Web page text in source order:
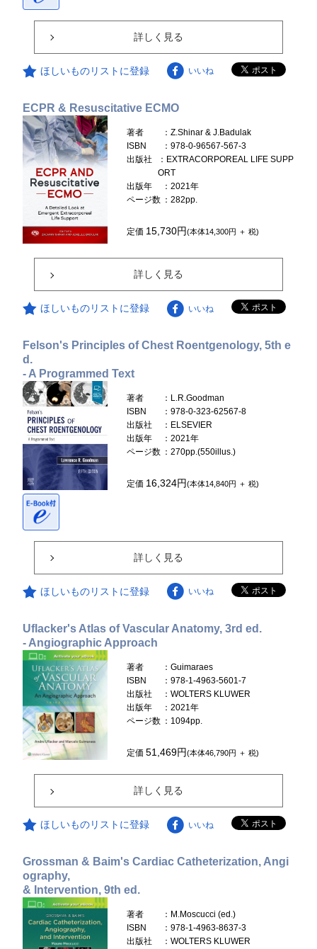
詳しく見る
ほしいものリストに登録 いいね
ECPR & Resuscitative ECMO
著者
：Z.Shinar & J.Badulak
ISBN
：978-0-96567-567-3
出版社
：EXTRACORPOREAL LIFE SUPP
ORT
出版年
：2021年
ページ数 ：282pp.
定価 15,730円(本体14,300円 ＋ 税)
詳しく見る
ほしいものリストに登録 いいね
Felson's Principles of Chest Roentgenology, 5th e
d.
- A Programmed Text
著者
：L.R.Goodman
ISBN
：978-0-323-62567-8
出版社
：ELSEVIER
出版年
：2021年
ページ数 ：270pp.(550illus.)
定価 16,324円(本体14,840円 ＋ 税)
詳しく見る
ほしいものリストに登録 いいね
Uflacker's Atlas of Vascular Anatomy, 3rd ed.
- Angiographic Approach
著者
：Guimaraes
ISBN
：978-1-4963-5601-7
出版社
：WOLTERS KLUWER
出版年
：2021年
ページ数 ：1094pp.
定価51,469円(本体46,790円 ＋ 税)
詳しく見る
ほしいものリストに登録 いいね
Grossman & Baim's Cardiac Catheterization, Angi
ography,
& Intervention, 9th ed.
著者
：M.Moscucci (ed.)
ISBN
：978-1-4963-8637-3
出版社
：WOLTERS KLUWER